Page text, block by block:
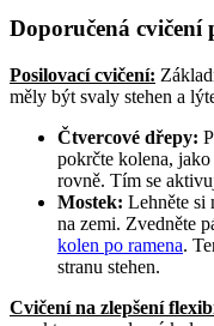
Doporučená cvičení
Posilovací cvičení:
měly být svaly stehen a
Čtvercové dřepy:
pokrčte kolena,
rovně. Tím se
Mostek: Lehněte si
na zemi. Zvedněte
kolen po ramena.
stranu stehen.
Cvičení na zlepšení